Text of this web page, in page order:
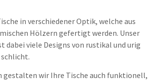
in verschiedener Optik, welche aus
Hölzern gefertigt werden. Unser
dabei viele Designs von rustikal und urig
schlicht.
gestalten wir Ihre Tische auch funktionell,